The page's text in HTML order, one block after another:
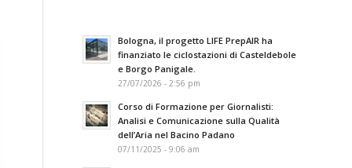
Bologna, il progetto LIFE PrepAIR ha
finanziato le ciclostazioni di Casteldebole
e Borgo Panigale.
27/07/2026 - 2:56 pm
Corso di Formazione per Giornalisti:
Analisi e Comunicazione sulla Qualità
dell’Aria nel Bacino Padano
07/11/2025 - 9:06 am